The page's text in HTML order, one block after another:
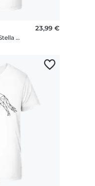
Detské bio tričko Stanley Stella 2.0
23,99 €